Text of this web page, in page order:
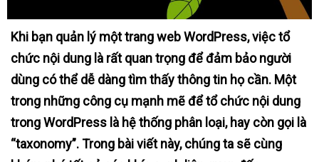
Khi bạn quản lý một trang web WordPress, việc tổ
chức nội dung là rất quan trọng để đảm bảo người
dùng có thể dễ dàng tìm thấy thông tin họ cần. Một
trong những công cụ mạnh mẽ để tổ chức nội dung
trong WordPress là hệ thống phân loại, hay còn gọi là
“taxonomy”. Trong bài viết này, chúng ta sẽ cùng